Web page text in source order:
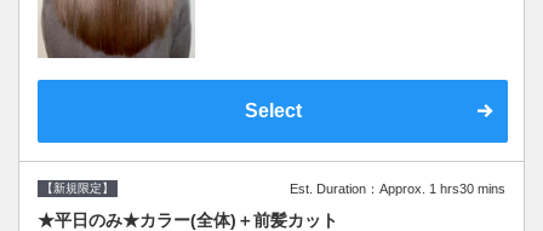
Select
【新規限定】 Est. Duration：Approx. 1 hrs30 mins
★平日のみ★カラー(全体)＋前髪カット